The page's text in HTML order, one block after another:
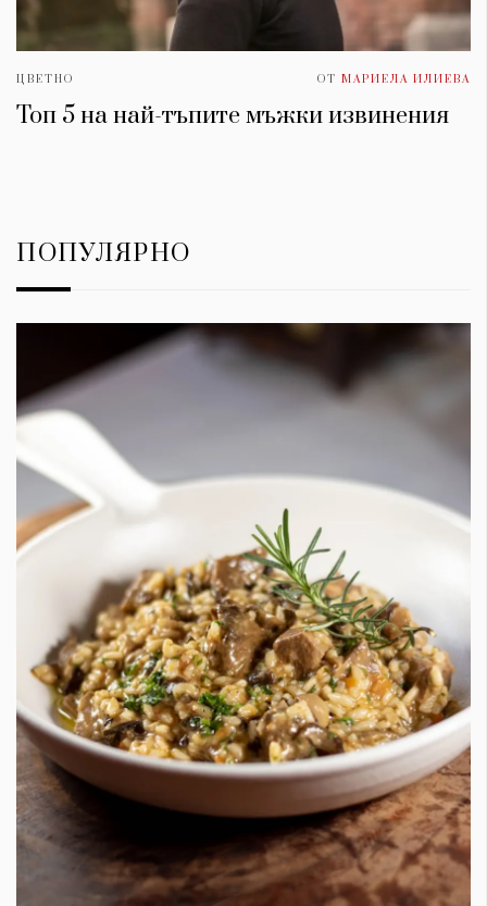
ЦВЕТНО ОТ МАРИЕЛА ИЛИЕВА
Топ 5 на най-тъпите мъжки извинения
ПОПУЛЯРНО